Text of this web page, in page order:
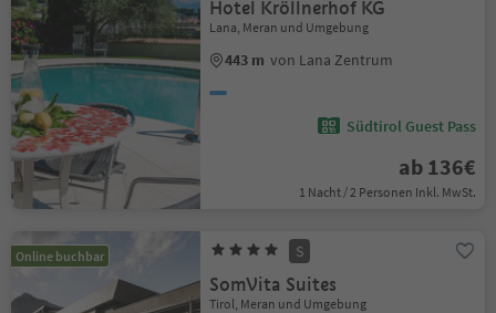
Hotel Kröllnerhof KG
Lana, Meran und Umgebung
443 m von Lana Zentrum
Südtirol Guest Pass
ab 136€
1 Nacht / 2 Personen Inkl. MwSt.
Online buchbar S
SomVita Suites
Tirol, Meran und Umgebung